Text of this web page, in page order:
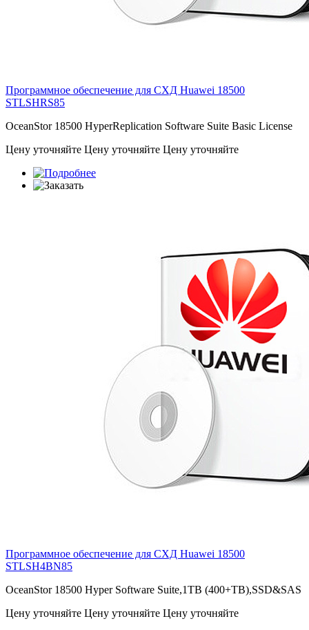
Программное обеспечение для СХД Huawei 18500
STLSHRS85
OceanStor 18500 HyperReplication Software Suite Basic License
Цену уточняйте Цену уточняйте Цену уточняйте
Программное обеспечение для СХД Huawei 18500
STLSH4BN85
OceanStor 18500 Hyper Software Suite,1TB (400+TB),SSD&SAS
Цену уточняйте Цену уточняйте Цену уточняйте